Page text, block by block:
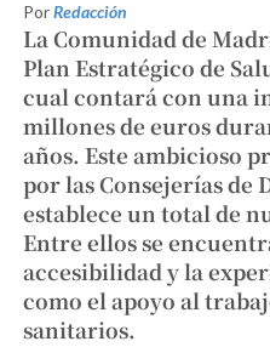
PorRedacción
La Comunidad de
Plan Estratégico de
cual contará con una
millones de euros
años. Este ambicioso
por las Consejerías de
establece un total de
Entre ellos se
accesibilidad y la
como el apoyo al
sanitarios.